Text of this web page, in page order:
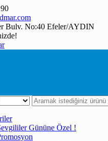
Bulv. No:40 Efeler/AYDIN
Gününe Özel !